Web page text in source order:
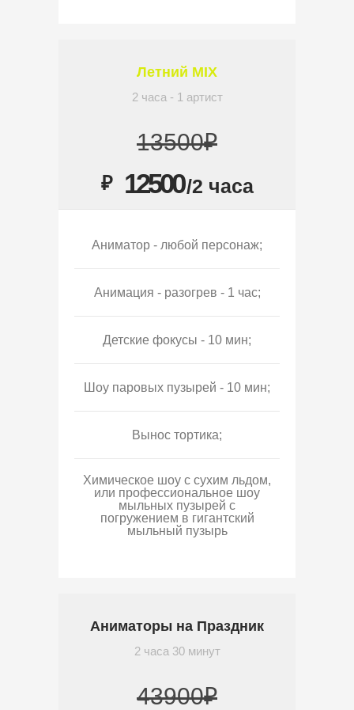
Летний MIX
2 часа - 1 артист
13500₽
₽ 12500/2 часа
Аниматор - любой персонаж;
Анимация - разогрев - 1 час;
Детские фокусы - 10 мин;
Шоу паровых пузырей - 10 мин;
Вынос тортика;
Химическое шоу с сухим льдом,
или профессиональное шоу
мыльных пузырей с
погружением в гигантский
мыльный пузырь
Аниматоры на Праздник
2 часа 30 минут
43900₽